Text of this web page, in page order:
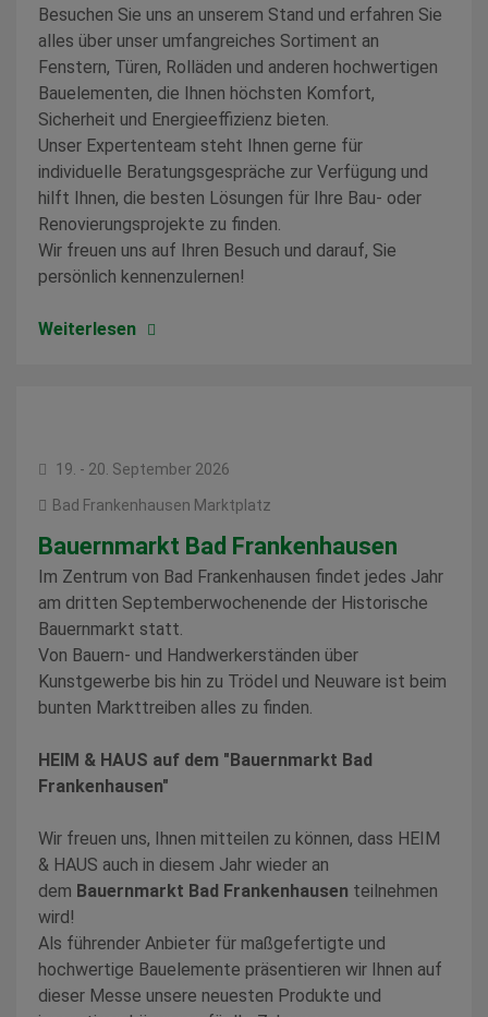
Besuchen Sie uns an unserem Stand und erfahren Sie
alles über unser umfangreiches Sortiment an
Fenstern, Türen, Rolläden und anderen hochwertigen
Bauelementen, die Ihnen höchsten Komfort,
Sicherheit und Energieeffizienz bieten.
Unser Expertenteam steht Ihnen gerne für
individuelle Beratungsgespräche zur Verfügung und
hilft Ihnen, die besten Lösungen für Ihre Bau- oder
Renovierungsprojekte zu finden.
Wir freuen uns auf Ihren Besuch und darauf, Sie
persönlich kennenzulernen!
Weiterlesen
19. - 20. September 2026
Bad Frankenhausen Marktplatz
Bauernmarkt Bad Frankenhausen
Im Zentrum von Bad Frankenhausen findet jedes Jahr
am dritten Septemberwochenende der Historische
Bauernmarkt statt.
Von Bauern- und Handwerkerständen über
Kunstgewerbe bis hin zu Trödel und Neuware ist beim
bunten Markttreiben alles zu finden.
HEIM & HAUS auf dem "Bauernmarkt Bad
Frankenhausen"
Wir freuen uns, Ihnen mitteilen zu können, dass HEIM
& HAUS auch in diesem Jahr wieder an
dem Bauernmarkt Bad Frankenhausen teilnehmen
wird!
Als führender Anbieter für maßgefertigte und
hochwertige Bauelemente präsentieren wir Ihnen auf
dieser Messe unsere neuesten Produkte und